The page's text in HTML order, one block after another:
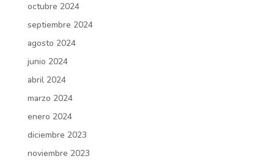
octubre 2024
septiembre 2024
agosto 2024
junio 2024
abril 2024
marzo 2024
enero 2024
diciembre 2023
noviembre 2023